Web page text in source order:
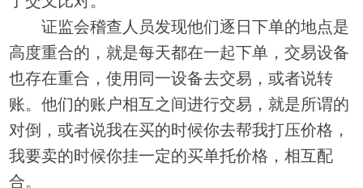
证监会稽查人员发现他们逐日下单的地点是
高度重合的，就是每天都在一起下单，交易设备
也存在重合，使用同一设备去交易，或者说转
账。他们的账户相互之间进行交易，就是所谓的
对倒，或者说我在买的时候你去帮我打压价格，
我要卖的时候你挂一定的买单托价格，相互配
合。